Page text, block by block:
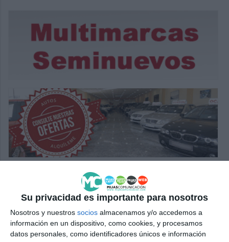
Su privacidad es importante para nosotros
Nosotros y nuestros socios almacenamos y/o accedemos a
información en un dispositivo, como cookies, y procesamos
datos personales, como identificadores únicos e información